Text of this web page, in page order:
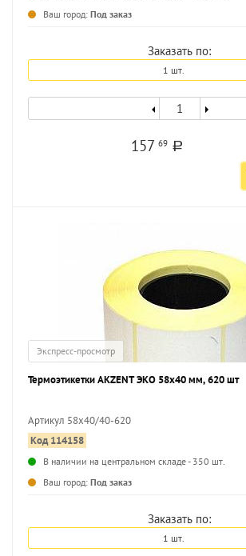
Ваш город: Под заказ
Заказать по:
1 шт.
157 69 a
Экспресс-просмотр
Термоэтикетки AKZENT ЭКО 58х40 мм, 620 шт
Артикул 58х40/40-620
Код 114158
В наличии на центральном складе - 350 шт.
Ваш город: Под заказ
Заказать по:
1 шт.